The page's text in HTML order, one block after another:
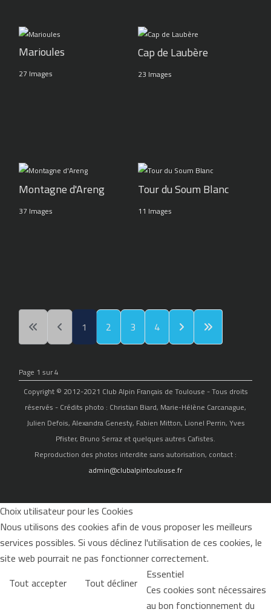
Marioules
27 Images
Cap de Laubère
23 Images
Montagne d'Areng
37 Images
Tour du Soum Blanc
11 Images
1 2 3 4
Page 1 sur 4
Copyright © 2012-2021 Club Alpin Français de Toulouse - Tous droits
réservés - Crédits photo : Christian Biard, Marie-Hélène Carcanague,
Julien Defois, Alexandra Genesty, Fabien Mitton, Lionel Perrin, Yves
Pfister, Bruno Serraz et quelques autres Cafistes.
Reproduction des photos interdite sans autorisation, contact :
admin@clubalpintoulouse.fr
Choix utilisateur pour les Cookies
Nous utilisons des cookies afin de vous proposer les meilleurs
services possibles. Si vous déclinez l'utilisation de ces cookies, le
site web pourrait ne pas fonctionner correctement.
Tout accepter
Tout décliner Essentiel
Ces cookies sont nécessaires
au bon fonctionnement du